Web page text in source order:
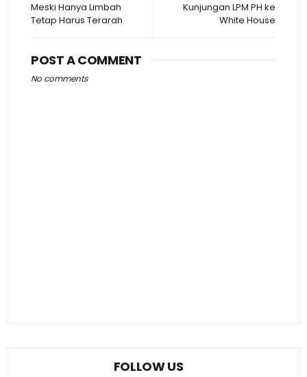
Kunjungan LPM PH ke
White House
Meski Hanya Limbah
Tetap Harus Terarah
POST A COMMENT
No comments
FOLLOW US